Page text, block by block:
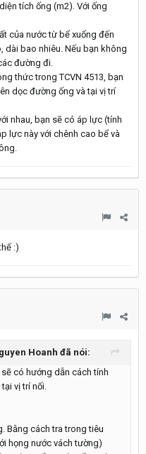
tích ống (m2). Với ống
của nước từ bể xuống đến
dài bao nhiêu. Nếu bạn không
đường đi.
thức trong TCVN 4513, bạn
dọc đường ống và tại vị trí
nhau, bạn sẽ có áp lực (tính
lực này với chênh cao bể và
:)
Hoanh đã nói:
sẽ có hướng dẫn cách tính
vị trí nối.
Bằng cách tra trong tiêu
họng nước vách tường)